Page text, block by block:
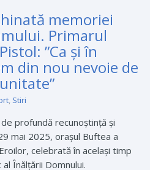
memoriei
Primarul
”Ca şi în
din nou nevoie de
, Stiri
profundă recunoștință și
mai 2025, orașul Buftea a
celebrată în același timp
Înălțării Domnului.